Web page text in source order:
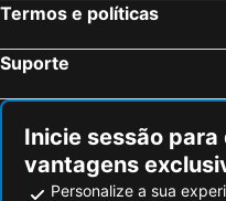
Termos e políticas
Suporte
Inicie sessão
vantagens
Personalize a sua